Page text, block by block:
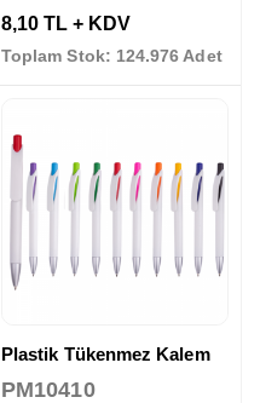
8,10 TL + KDV
Toplam Stok: 124.976 Adet
Plastik Tükenmez Kalem
PM10410